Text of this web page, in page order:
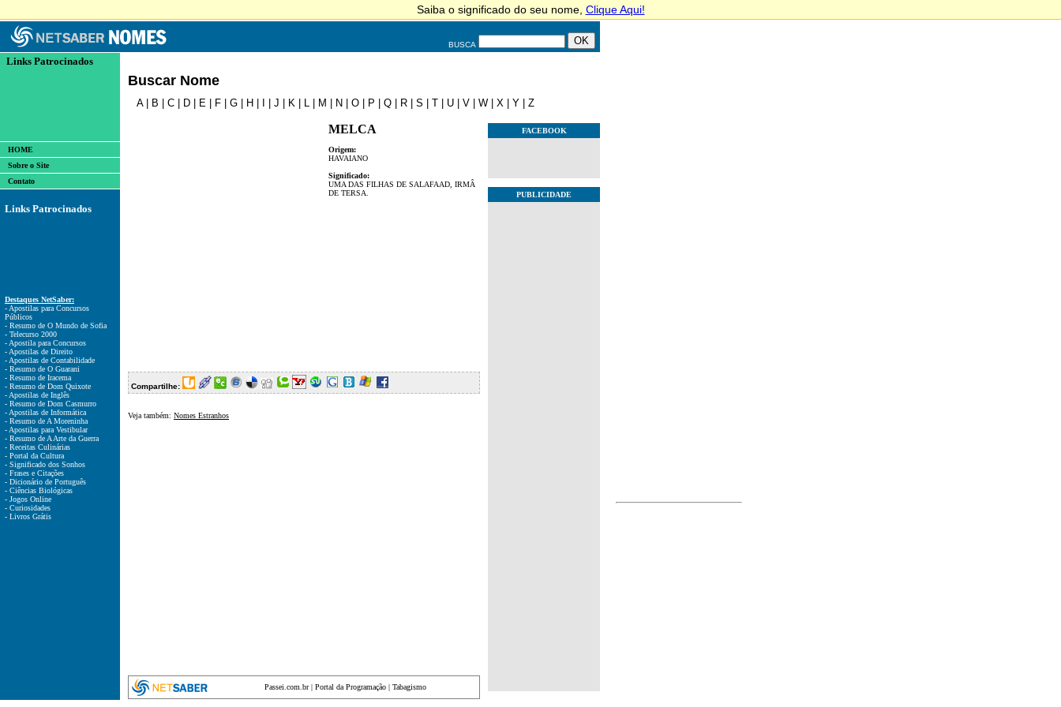
BUSCA
Links Patrocinados
HOME
Sobre o Site
Contato
Links Patrocinados
Destaques NetSaber:
- Apostilas para Concursos
Públicos
- Resumo de O Mundo de Sofia
- Telecurso 2000
- Apostila para Concursos
- Apostilas de Direito
- Apostilas de Contabilidade
- Resumo de O Guarani
- Resumo de Iracema
- Resumo de Dom Quixote
- Apostilas de Inglês
- Resumo de Dom Casmurro
- Apostilas de Informática
- Resumo de A Moreninha
- Apostilas para Vestibular
- Resumo de A Arte da Guerra
- Receitas Culinárias
- Portal da Cultura
- Significado dos Sonhos
- Frases e Citações
- Dicionário de Português
- Ciências Biológicas
- Jogos Online
- Curiosidades
- Livros Grátis
Buscar Nome
A| B C D E F G H J K L M N O P Q R S T U V W X Y Z
MELCA
Origem:
HAVAIANO
Significado:
UMA DAS FILHAS DE SALAFAAD, IRMÂ
DE TERSA.
Compartilhe:
Veja também: Nomes Estranhos
Passei.com.br| Portal da Programação| Tabagismo
FACEBOOK
PUBLICIDADE